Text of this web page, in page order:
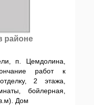
районе
п. Цемдолина,
работ к
2 этажа,
бойлерная,
Дом